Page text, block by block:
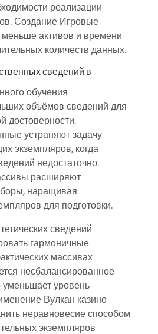
реализации
Создание Игровые
активов и времени
количеств данных.
сведений в
обучения
объёмов сведений для
достоверности.
устраняют задачу
экземпляров, когда
недостаточно.
расширяют
наращивая
для подготовки.
сведений
гармоничные
массивах
несбалансированное
уменьшает уровень
Вулкан казино
неравновесие способом
экземпляров